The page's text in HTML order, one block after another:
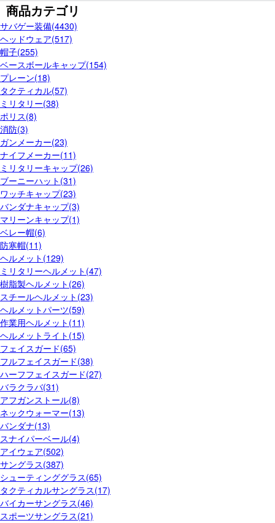
商品カテゴリ
サバゲー装備(4430)
ヘッドウェア(517)
帽子(255)
ベースボールキャップ(154)
プレーン(18)
タクティカル(57)
ミリタリー(38)
ポリス(8)
消防(3)
ガンメーカー(23)
ナイフメーカー(11)
ミリタリーキャップ(26)
ブーニーハット(31)
ワッチキャップ(23)
バンダナキャップ(3)
マリーンキャップ(1)
ベレー帽(6)
防寒帽(11)
ヘルメット(129)
ミリタリーヘルメット(47)
樹脂製ヘルメット(26)
スチールヘルメット(23)
ヘルメットパーツ(59)
作業用ヘルメット(11)
ヘルメットライト(15)
フェイスガード(65)
フルフェイスガード(38)
ハーフフェイスガード(27)
バラクラバ(31)
アフガンストール(8)
ネックウォーマー(13)
バンダナ(13)
スナイパーベール(4)
アイウェア(502)
サングラス(387)
シューティンググラス(65)
タクティカルサングラス(17)
バイカーサングラス(46)
スポーツサングラス(21)